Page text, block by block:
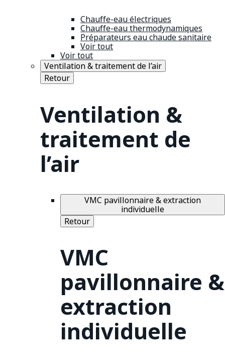
Chauffe-eau électriques
Chauffe-eau thermodynamiques
Préparateurs eau chaude sanitaire
Voir tout
Voir tout
Ventilation & traitement de l’air
Retour
Ventilation &
traitement de
l’air
VMC pavillonnaire & extraction
individuelle
Retour
VMC
pavillonnaire &
extraction
individuelle